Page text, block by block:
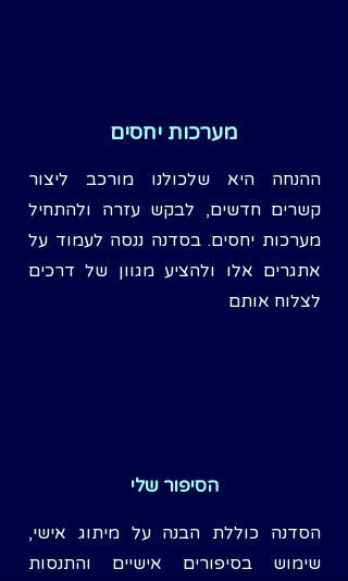
מערכות יחסים
ההנחה היא שלכולנו מורכב ליצור
קשרים חדשים, לבקש עזרה ולהתחיל
מערכות יחסים. בסדנה ננסה לעמוד על
אתגרים אלו ולהציע מגוון של דרכים
לצלוח אותם
הסיפור שלי
הסדנה כוללת הבנה על מיתוג אישי,
שימוש בסיפורים אישיים והתנסות